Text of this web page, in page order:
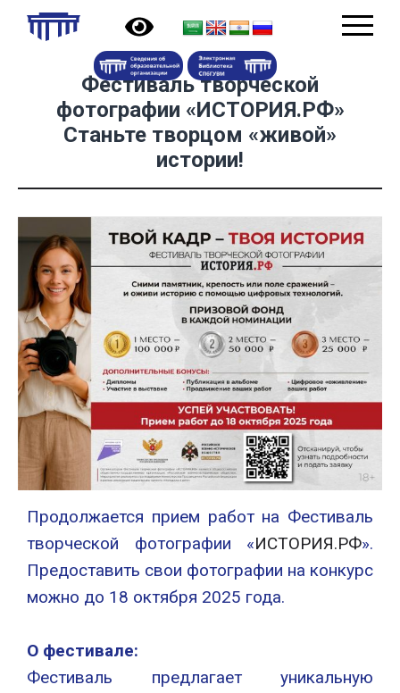
Фестиваль творческой
фотографии «ИСТОРИЯ.РФ»
Станьте творцом «живой»
истории!
Продолжается прием работ на Фестиваль
творческой фотографии «ИСТОРИЯ.РФ».
Предоставить свои фотографии на конкурс
можно до 18 октября 2025 года.
О фестивале:
Фестиваль предлагает уникальную